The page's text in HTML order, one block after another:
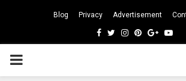
Blog Privacy Advertisement
Facebook
TwitterInstagram
Pinterest
Google
PRIMARY